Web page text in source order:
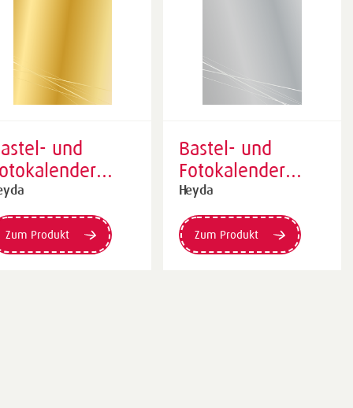
und
|
goldfarben
Zum Produkt
Bastel- und
Fotokalender
immerwährend |
A4, silberfarben
Heyda
Zum Produkt